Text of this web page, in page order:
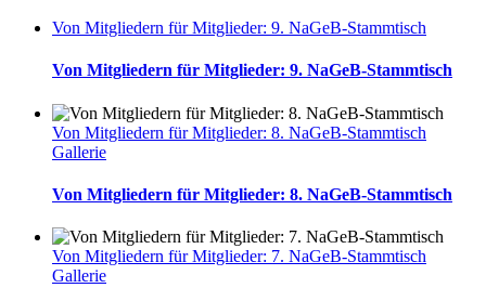
Von Mitgliedern für Mitglieder: 9. NaGeB-Stammtisch
Von Mitgliedern für Mitglieder: 9. NaGeB-Stammtisch
Von Mitgliedern für Mitglieder: 8. NaGeB-Stammtisch
Gallerie
Von Mitgliedern für Mitglieder: 8. NaGeB-Stammtisch
Von Mitgliedern für Mitglieder: 7. NaGeB-Stammtisch
Gallerie